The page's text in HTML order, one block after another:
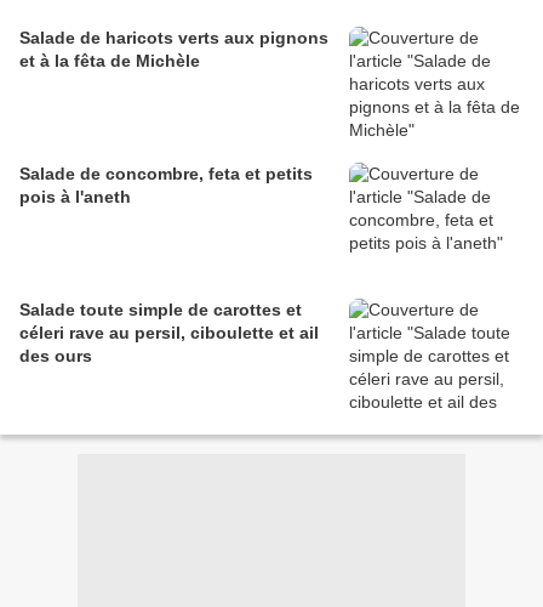
Salade de haricots verts aux pignons
et à la fêta de Michèle
Salade de concombre, feta et petits
pois à l'aneth
Salade toute simple de carottes et
céleri rave au persil, ciboulette et ail
des ours